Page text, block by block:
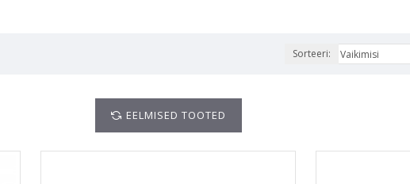
Sorteeri:
EELMISED TOOTED